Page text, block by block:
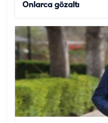
Onlarca gözaltı